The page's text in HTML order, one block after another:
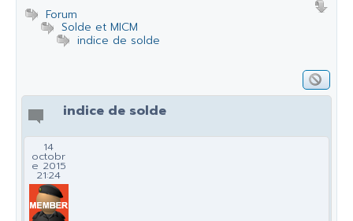
Forum
Solde et MICM
indice de solde
indice de solde
14
octobr
e 2015
21:24